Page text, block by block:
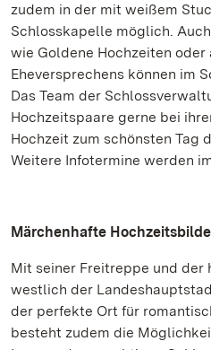
zudem in der mit weißem
Schlosskapelle möglich.
wie Goldene Hochzeiten oder
Eheversprechens können im
Das Team der
Hochzeitspaare gerne bei
Hochzeit zum schönsten Tag
Weitere Infotermine werden
Märchenhafte
Mit seiner Freitreppe und der
westlich der
der perfekte Ort für
besteht zudem die